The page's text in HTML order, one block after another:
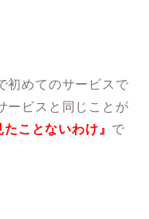
初めてのサービスで
ービスと同じことが
ことないわけ』 で